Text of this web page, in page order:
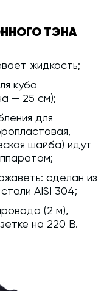
ТЭНА
жидкость;
куба
— 25 см);
для
шайба) идут
сделан из
AISI 304;
(2 м),
на 220 В.